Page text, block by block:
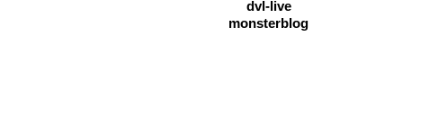
dvl-live
monsterblog